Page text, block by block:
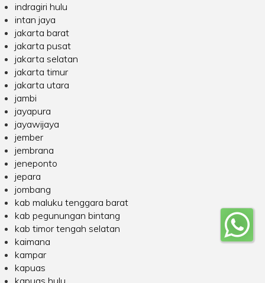
indragiri hulu
intan jaya
jakarta barat
jakarta pusat
jakarta selatan
jakarta timur
jakarta utara
jambi
jayapura
jayawijaya
jember
jembrana
jeneponto
jepara
jombang
kab maluku tenggara barat
kab pegunungan bintang
kab timor tengah selatan
kaimana
kampar
kapuas
kapuas hulu